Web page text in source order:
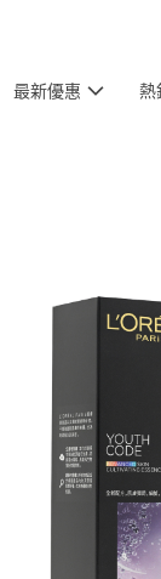
最新優惠 熱